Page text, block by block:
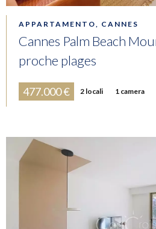
APPARTAMENTO, CANNES
Cannes Palm Beach
proche plages
477.000 € 2 locali 1 camera